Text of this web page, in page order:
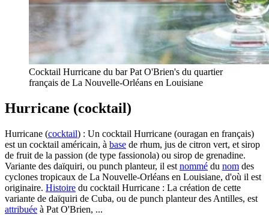
Cocktail Hurricane du bar Pat O'Brien's du quartier
français de La Nouvelle-Orléans en Louisiane
Hurricane (cocktail)
Hurricane (cocktail) : Un cocktail Hurricane (ouragan en français)
est un cocktail américain, à base de rhum, jus de citron vert, et sirop
de fruit de la passion (de type fassionola) ou sirop de grenadine.
Variante des daïquiri, ou punch planteur, il est nommé du nom des
cyclones tropicaux de La Nouvelle-Orléans en Louisiane, d'où il est
originaire. Histoire du cocktail Hurricane : La création de cette
variante de daïquiri de Cuba, ou de punch planteur des Antilles, est
attribuée à Pat O'Brien, ...